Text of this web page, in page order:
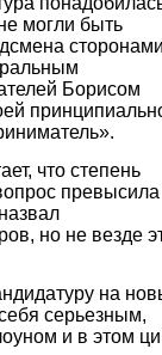
могли быть
Борисом
что степень
превысила
но не везде
на
серьезным,
и в этом